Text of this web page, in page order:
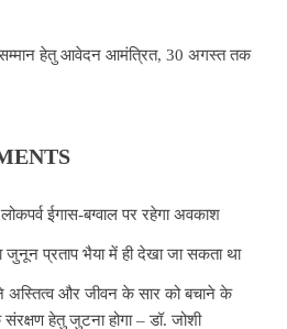
सम्मान हेतु आवेदन आमंत्रित, 30 अगस्त तक
ईगास-बग्वाल पर रहेगा अवकाश
जुनून प्रताप भैया में ही देखा जा सकता था
अस्तित्व और जीवन के सार को बचाने के
हेतु जुटना होगा – डॉ. जोशी